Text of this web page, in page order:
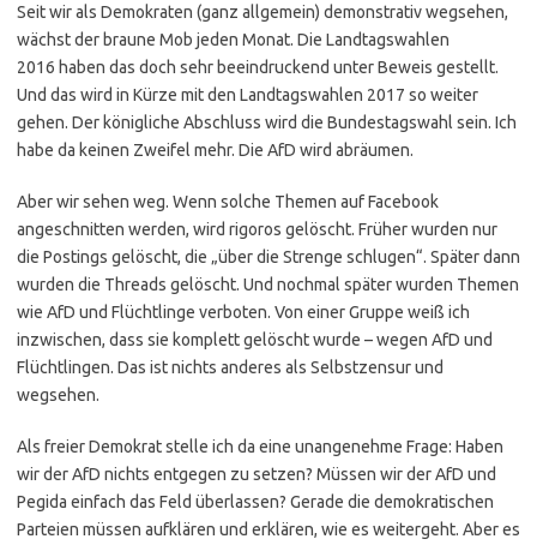
Seit wir als Demokraten (ganz allgemein) demonstrativ wegsehen,
wächst der braune Mob jeden Monat. Die Landtagswahlen
2016 haben das doch sehr beeindruckend unter Beweis gestellt.
Und das wird in Kürze mit den Landtagswahlen 2017 so weiter
gehen. Der königliche Abschluss wird die Bundestagswahl sein. Ich
habe da keinen Zweifel mehr. Die AfD wird abräumen.
Aber wir sehen weg. Wenn solche Themen auf Facebook
angeschnitten werden, wird rigoros gelöscht. Früher wurden nur
die Postings gelöscht, die „über die Strenge schlugen“. Später dann
wurden die Threads gelöscht. Und nochmal später wurden Themen
wie AfD und Flüchtlinge verboten. Von einer Gruppe weiß ich
inzwischen, dass sie komplett gelöscht wurde – wegen AfD und
Flüchtlingen. Das ist nichts anderes als Selbstzensur und
wegsehen.
Als freier Demokrat stelle ich da eine unangenehme Frage: Haben
wir der AfD nichts entgegen zu setzen? Müssen wir der AfD und
Pegida einfach das Feld überlassen? Gerade die demokratischen
Parteien müssen aufklären und erklären, wie es weitergeht. Aber es